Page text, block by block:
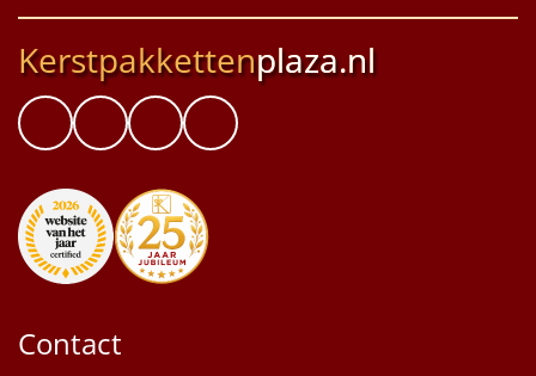
Kerstpakkettenplaza.nl
Contact